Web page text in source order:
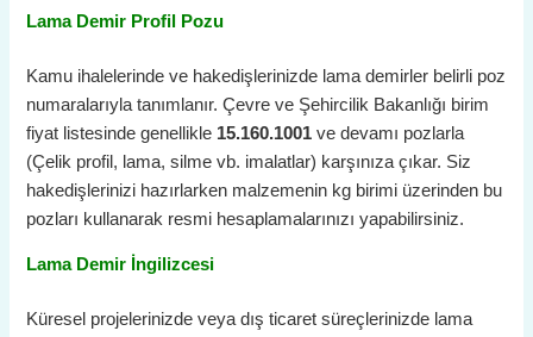
Lama Demir Profil Pozu
Kamu ihalelerinde ve hakedişlerinizde lama demirler belirli poz
numaralarıyla tanımlanır. Çevre ve Şehircilik Bakanlığı birim
fiyat listesinde genellikle 15.160.1001 ve devamı pozlarla
(Çelik profil, lama, silme vb. imalatlar) karşınıza çıkar. Siz
hakedişlerinizi hazırlarken malzemenin kg birimi üzerinden bu
pozları kullanarak resmi hesaplamalarınızı yapabilirsiniz.
Lama Demir İngilizcesi
Küresel projelerinizde veya dış ticaret süreçlerinizde lama